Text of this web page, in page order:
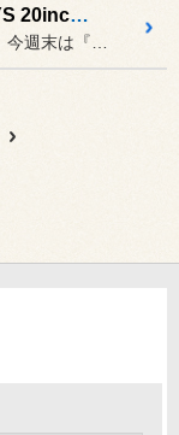
6/22(土)、6/23(日)は【RAYS 20inchオーバーフェア】＆値上げのご案内!!